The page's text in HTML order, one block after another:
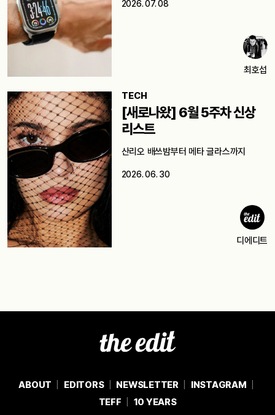
2026. 07. 08
최호섭
TECH
[새로나왔] 6월 5주차 신상
리스트
산리오 배쓰밤부터 메타 글라스까지
2026. 06. 30
디에디트
ABOUT EDITORS NEWSLETTER
INSTAGRAM
TEFF
10 YEARS